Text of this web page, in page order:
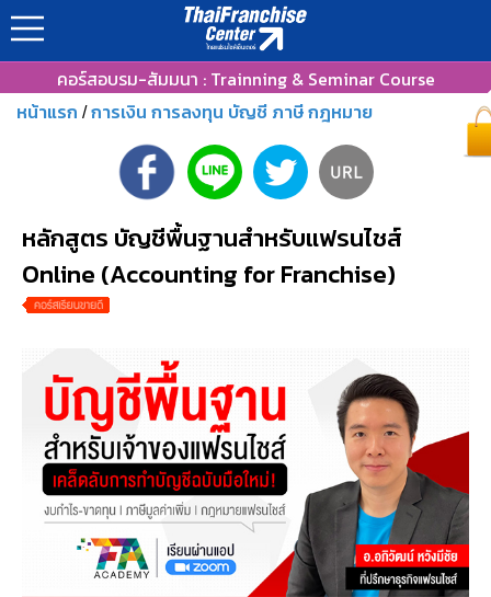
คอร์สอบรม-สัมมนา : Trainning & Seminar Course
หน้าแรก /การเงิน การลงทุน บัญชี ภาษี กฎหมาย
หลักสูตร บัญชีพื้นฐานสำหรับแฟรนไชส์
Online (Accounting for Franchise)